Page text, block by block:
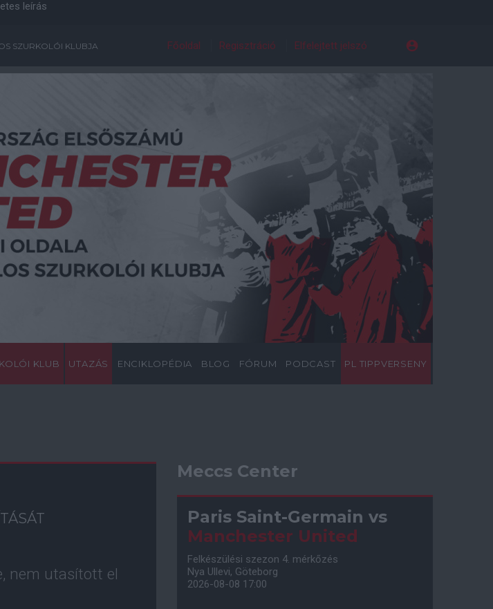
leírás
SZURKOLÓI KLUBJA Főoldal Regisztráció Elfelejtett jelszó
KLUB UTAZÁS ENCIKLOPÉDIA BLOG FÓRUM PODCAST PL TIPPVERSENY
nem utasított el
Meccs Center
Paris Saint-Germain vs
Manchester United
Felkészülési szezon 4. mérkőzés
Nya Ullevi, Göteborg
2026-08-08 17:00